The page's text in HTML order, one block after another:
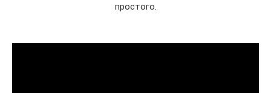
простого.